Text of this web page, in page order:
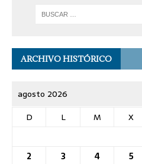
ARCHIVO HISTÓRICO
agosto 2026
D
L M X
2
3 4 5